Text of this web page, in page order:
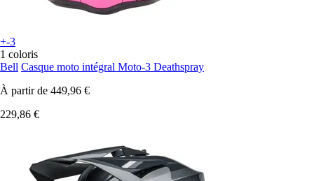
+-3
1 coloris
Bell Casque moto intégral Moto-3 Deathspray
À partir de 449,96 €
229,86 €